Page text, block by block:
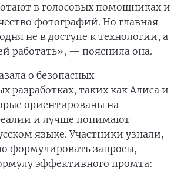
в голосовых помощниках и
фотографий. Но главная
не в доступе к технологии, а
работать», — пояснила она.
о безопасных
разработках, таких как Алиса и
ориентированы на
и лучше понимают
языке. Участники узнали,
формулировать запросы,
эффективного промта: